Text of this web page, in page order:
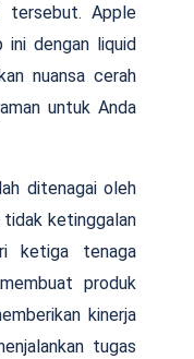
tersebut. Apple
ini dengan liquid
nuansa cerah
untuk Anda
ditenagai oleh
ketinggalan
ketiga tenaga
produk
kinerja
tugas